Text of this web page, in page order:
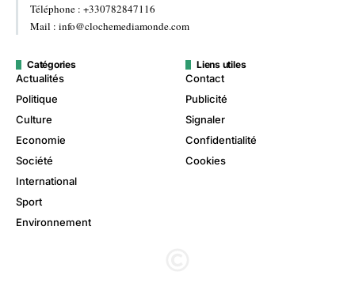
Téléphone : +330782847116
Mail : info@clochemediamonde.com
Catégories
Actualités
Politique
Culture
Economie
Société
International
Sport
Environnement
Liens utiles
Contact
Publicité
Signaler
Confidentialité
Cookies